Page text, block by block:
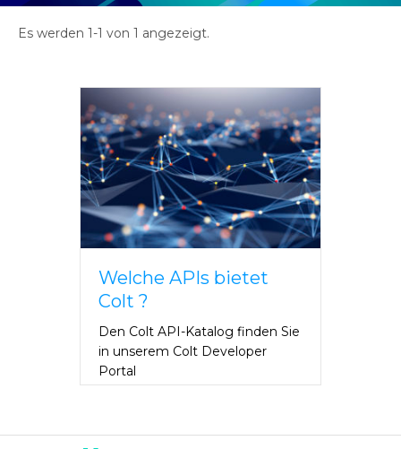
Es werden 1-1 von 1 angezeigt.
Welche APIs bietet
Colt ?
Den Colt API-Katalog finden Sie
in unserem Colt Developer
Portal